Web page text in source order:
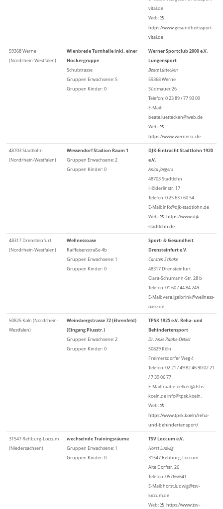
vital.de
Web:
https://www.gesundheitssport-
vital.de
59368 Werne
(Nordrhein-Westfalen)
Wienbrede Turnhalle inkl. einer
Hockergruppe
Schulstrasse
Gruppen Erwachsene: 5
Gruppen Kinder: 0
Werner Sportclub 2000 e.V.
Lungensport
Beate Lüttecken
59368 Werne
Südmauer 26
Telefon: 0 23 89 / 77 93 09
E-Mail:
beate.luettecken@web.de
Web:
https://www.wernersc.de
48703 Stadtlohn
(Nordrhein-Westfalen)
Wessendorf Stadion Raum 1
Gruppen Erwachsene: 2
Gruppen Kinder: 0
DJK-Eintracht Stadtlohn 1920
e.V.
Anita Jaegers
48703 Stadtlohn
Hölderlinstr. 17
Telefon: 0 25 63 / 60 54
E-Mail: info@djk-stadtlohn.de
Web:
https://www.djk-
stadtlohn.de
48317 Drensteinfurt
(Nordrhein-Westfalen)
Wellnessoase
Raiffeisenstraße 4b
Gruppen Erwachsene: 1
Gruppen Kinder: 0
Sport- & Gesundheit
Drensteinfurt e.V.
Carsten Schake
48317 Drensteinfurt
Clara-Schumann-Str. 28 b
Telefon: 01 60 / 44 84 249
E-Mail: vera.igelbrink@wellness-
oase.de
50825 Köln (Nordrhein-
Westfalen)
Weinsbergstrasse 72 (Ehrenfeld)
(Eingang Piusstr.)
Gruppen Erwachsene: 2
Gruppen Kinder: 0
TPSK 1925 e.V. Reha- und
Behindertensport
Dr. Anke Raabe-Oetker
50829 Köln
Freimersdorfer Weg 4
Telefon: 02 21 / 49 82 46 90 02 21
/ 7 39 06 77
E-Mail: raabe-oetker@dshs-
koeln.de info@tpsk.koeln.
Web:
https://www.tpsk.koeln/reha-
und-behindertensport/
31547 Rehburg-Loccum
(Niedersachsen)
wechselnde Trainingsräume
Gruppen Erwachsene: 1
Gruppen Kinder: 0
TSV Loccum e.V.
Horst Ludwig
31547 Rehburg-Loccum
Alte Dorfstr. 26
Telefon: 05766/641
E-Mail: horst.ludwig@tsv-
loccum.de
Web:
https://www.tsv-